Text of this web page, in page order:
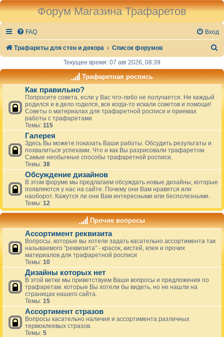
Форум Магазина Трафаретов
FAQ Вход
Трафареты для стен и декора Список форумов
с
Текущее время: 07 авг 2026, 08:39
Трафаретная роспись
Как правильно?
Попросите совета, если у Вас что-либо не получается. Не каждый
родился и в дело годился, все когда-то искали советов и помощи!
Советы о материалах для трафаретной росписи и приемах
работы с трафаретами.
Темы: 115
Галерея
Здесь Вы можете показать Ваши работы. Обсудить результаты и
похвалиться успехами. Что и как Вы разрисовали трафаретом.
Самые необычные способы трафаретной росписи.
Темы: 38
Обсуждение дизайнов
В этом форуме мы предлагаем обсуждать новые дизайны, которые
появляются у нас на сайте. Почему они Вам нравятся или
наоборот. Кажутся ли они Вам интересными или бесполезными.
Темы: 12
Прочие вопросы
Ассортимент реквизита
Вопросы, которые вы хотели задать касательно ассортимента так
называемого "реквизита" - красок, кистей, клея и прочих
материалов для трафаретной росписи
Темы: 10
Дизайны которых нет
В этой ветке мы приветствуем Ваши вопросы и предложения по
трафаретам. которые Вы хотели бы видеть, но не нашли на
страницах нашего сайта.
Темы: 15
Ассортимент стразов
Вопросы касательно наличия и ассортимента различных
термоклеевых стразов.
Темы: 5